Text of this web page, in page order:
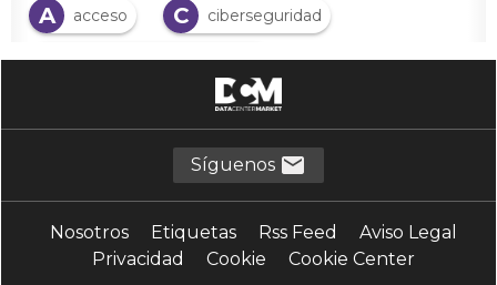
A
acceso C ciberseguridad
C comunicaciones seguras
conexión multidispositivo
Digitalización N Nube
T teletrabajo
Síguenos
Nosotros Etiquetas Rss Feed
Aviso Legal
Privacidad
Cookie Cookie Center